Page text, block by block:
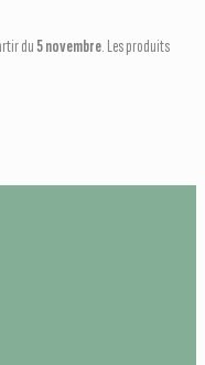
du5 novembre. Les produits